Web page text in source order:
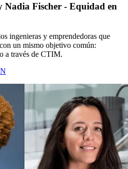
Fischer - Equidad en
ingenieras y emprendedoras que
un mismo objetivo común:
a través de CTIM.